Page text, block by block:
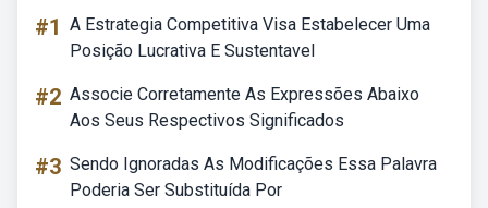
#1 A Estrategia Competitiva Visa Estabelecer Uma
Posição Lucrativa E Sustentavel
#2 Associe Corretamente As Expressões Abaixo
Aos Seus Respectivos Significados
#3 Sendo Ignoradas As Modificações Essa Palavra
Poderia Ser Substituída Por